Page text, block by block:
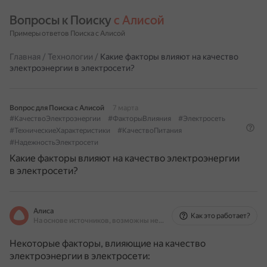
Вопросы к Поиску с Алисой
Примеры ответов Поиска с Алисой
Главная / Технологии / Какие факторы влияют на качество
электроэнергии в электросети?
Вопрос для Поиска с Алисой
7 марта
#КачествоЭлектроэнергии
#ФакторыВлияния
#Электросеть
#ТехническиеХарактеристики
#КачествоПитания
#НадежностьЭлектросети
Какие факторы влияют на качество электроэнергии
в электросети?
Алиса
На основе источников, возможны неточности
Как это работает?
Некоторые факторы, влияющие на качество
электроэнергии в электросети: